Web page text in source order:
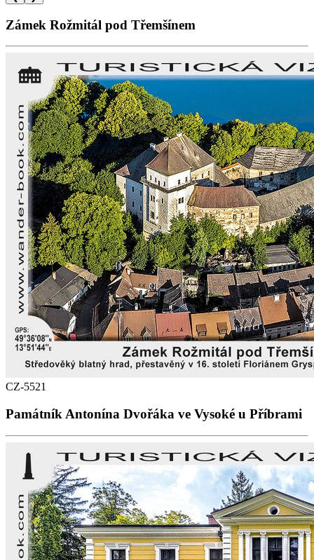
Zámek Rožmitál pod Třemšínem
CZ-5521
Památník Antonína Dvořáka ve Vysoké u Příbrami